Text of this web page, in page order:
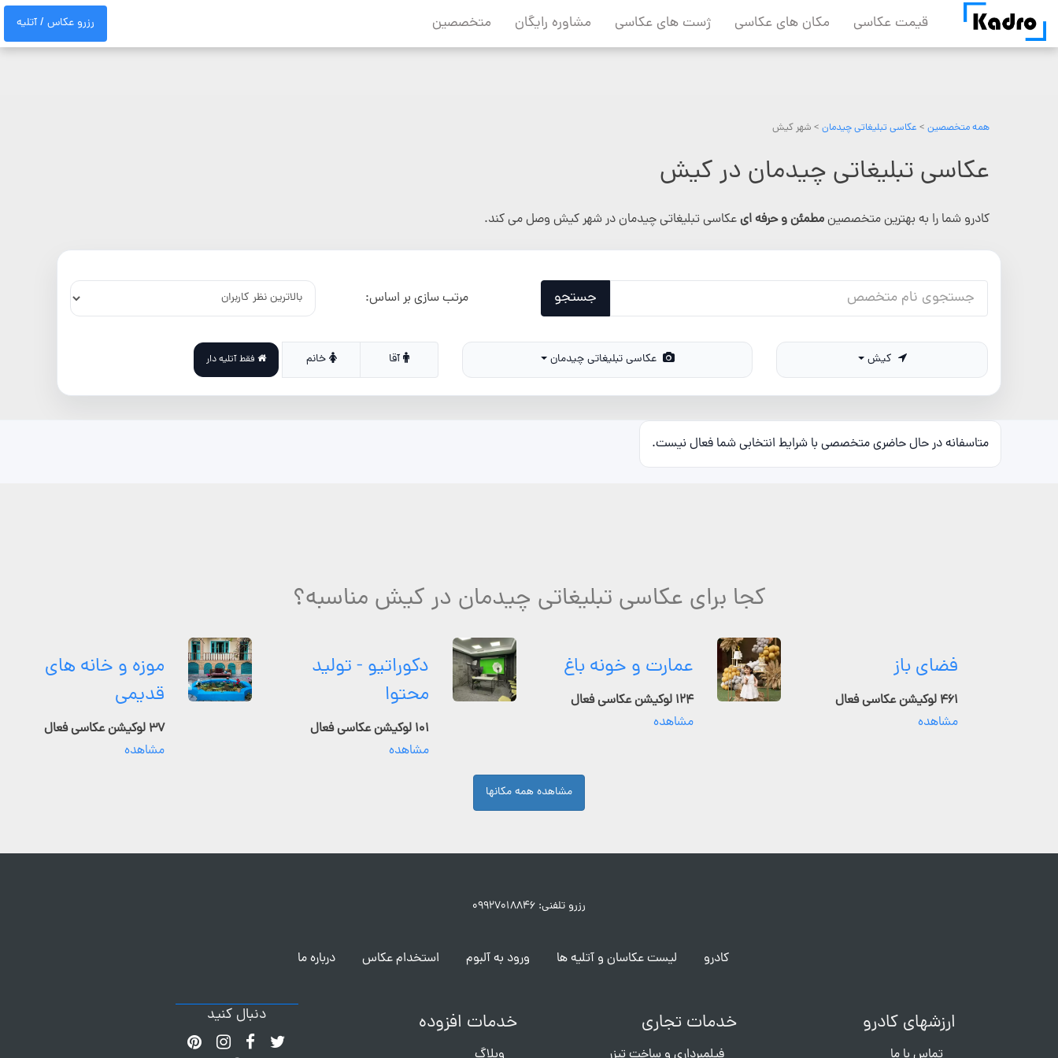
content
قیمت عکاسی مکان های عکاسی ژست های عکاسی مشاوره رایگان متخصصین رزرو عکاس / آتلیه
همه متخصصین > عکاسی تبلیغاتی چیدمان > شهر کیش
عکاسی تبلیغاتی چیدمان در کیش
کادرو شما را به بهترین متخصصینمطمئن و حرفه ایعکاسی تبلیغاتی چیدمان در شهر کیش وصل می کند.
جستجو مرتب سازی بر اساس:
عکاسی تبلیغاتی چیدمان آقا خانم فقط آتلیه دار
متاسفانه در حال حاضری متخصصی با شرایط انتخابی شما فعال نیست.
کجا برای عکاسی تبلیغاتی چیدمان در کیش مناسبه؟
فضای باز
۴۶۱ لوکیشن عکاسی فعال
مشاهده
عمارت و خونه باغ
۱۲۴ لوکیشن عکاسی فعال
مشاهده
دکوراتیو - تولید
محتوا
۱۰۱ لوکیشن عکاسی فعال
مشاهده
موزه و خانه های
قدیمی
۳۷ لوکیشن عکاسی فعال
مشاهده
مشاهده همه مکانها
رزرو تلفنی: ۰۹۹۲۷۰۱۸۸۴۶
کادرو لیست عکاسان و آتلیه ها ورود به آلبوم استخدام عکاس درباره ما
ارزشهای کادرو خدمات تجاری خدمات افزوده دنبال کنید